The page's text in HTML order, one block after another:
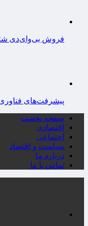
فروش بی‌وای‌دی
پیشرفت‌های
صفحه نخست
اقتصادی
اجتماعی
سیاست و اقتصاد
درباره ما
تماس با ما